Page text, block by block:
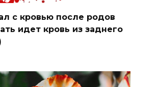
с кровью после родов
идет кровь из заднего